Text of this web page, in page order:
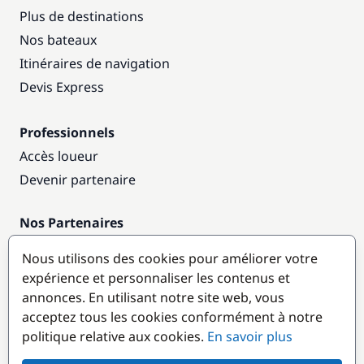
Plus de destinations
Nos bateaux
Itinéraires de navigation
Devis Express
Professionnels
Accès loueur
Devenir partenaire
Nos Partenaires
Destinations populaires
Nous utilisons des cookies pour améliorer votre
expérience et personnaliser les contenus et
annonces. En utilisant notre site web, vous
acceptez tous les cookies conformément à notre
politique relative aux cookies. En savoir plus